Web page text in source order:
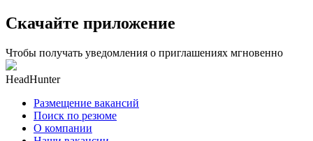
Скачайте приложение
Чтобы получать уведомления о приглашениях мгновенно
HeadHunter
Размещение вакансий
Поиск по резюме
О компании